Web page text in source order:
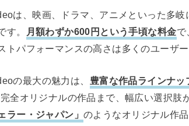
は、映画、ドラマ、アニメといった多
す。
月額わずか600円という手頃な料金で
トパフォーマンスの高さは多くのユーザ
の最大の魅力は、 豊富な作品ラインナッ
全オリジナルの作品まで、幅広い選択肢
ラー・ジャパン」のようなオリジナル作